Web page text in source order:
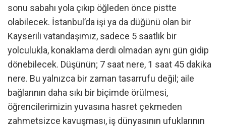
sonu sabahı yola çıkıp öğleden önce pistte
olabilecek. İstanbul’da işi ya da düğünü olan bir
Kayserili vatandaşımız, sadece 5 saatlik bir
yolculukla, konaklama derdi olmadan aynı gün gidip
dönebilecek. Düşünün; 7 saat nere, 1 saat 45 dakika
nere. Bu yalnızca bir zaman tasarrufu değil; aile
bağlarının daha sıkı bir biçimde örülmesi,
öğrencilerimizin yuvasına hasret çekmeden
zahmetsizce kavuşması, iş dünyasının ufuklarının